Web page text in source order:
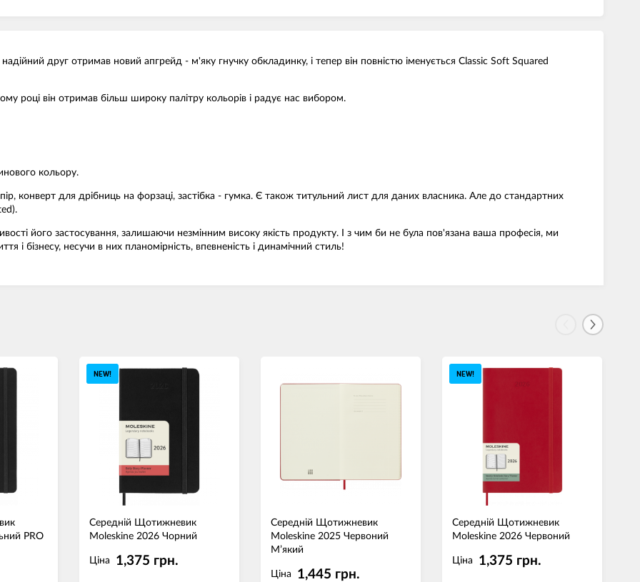
друг отримав новий апгрейд - м'яку гнучку обкладинку, і тепер він повністю іменується Classic Soft Squared
році він отримав більш широку палітру кольорів і радує нас вибором.
кольору.
конверт для дрібниць на форзаці, застібка - гумка. Є також титульний лист для даних власника. Але до стандартних
його застосування, залишаючи незмінним високу якість продукту. І з чим би не була пов'язана ваша професія, ми
бізнесу, несучи в них планомірність, впевненість і динамічний стиль!
PRO
NEW!
Середній Щотижневик
Moleskine 2026 Чорний
Ціна 1,375 грн.
Середній Щотижневик
Moleskine 2025 Червоний
М’який
Ціна 1,445 грн.
NEW!
Середній Щотижневик
Moleskine 2026 Червоний
Ціна 1,375 грн.